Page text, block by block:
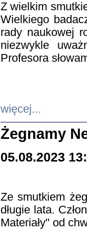
Z wielkim
Wielkiego
rady naukowej
niezwykle
Profesora
więcej...
Żegnamy
05.08.2023
Ze smutkiem
długie lata.
Materiały" od